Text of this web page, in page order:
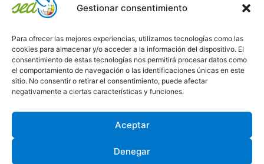
Gestionar consentimiento
Para ofrecer las mejores experiencias, utilizamos tecnologías como las
cookies para almacenar y/o acceder a la información del dispositivo. El
consentimiento de estas tecnologías nos permitirá procesar datos como
el comportamiento de navegación o las identificaciones únicas en este
sitio. No consentir o retirar el consentimiento, puede afectar
negativamente a ciertas características y funciones.
Aceptar
Denegar
681 10 59 91
Suscríbete a nuestra newsletter
Canal ético
Trabaja con nosotros